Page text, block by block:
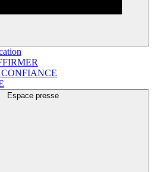
Espace presse